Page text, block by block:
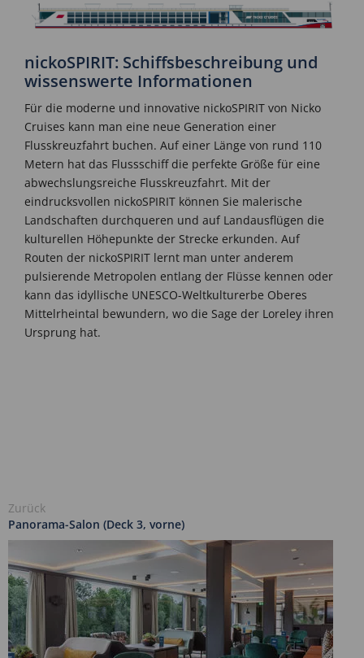
nickoSPIRIT: Schiffsbeschreibung und
wissenswerte Informationen
Für die moderne und innovative nickoSPIRIT von Nicko
Cruises kann man eine neue Generation einer
Flusskreuzfahrt buchen. Auf einer Länge von rund 110
Metern hat das Flussschiff die perfekte Größe für eine
abwechslungsreiche Flusskreuzfahrt. Mit der
eindrucksvollen nickoSPIRIT können Sie malerische
Landschaften durchqueren und auf Landausflügen die
kulturellen Höhepunkte der Strecke erkunden. Auf
Routen der nickoSPIRIT lernt man unter anderem
pulsierende Metropolen entlang der Flüsse kennen oder
kann das idyllische UNESCO-Weltkulturerbe Oberes
Mittelrheintal bewundern, wo die Sage der Loreley ihren
Ursprung hat.
Zurück
Panorama-Salon (Deck 3, vorne)